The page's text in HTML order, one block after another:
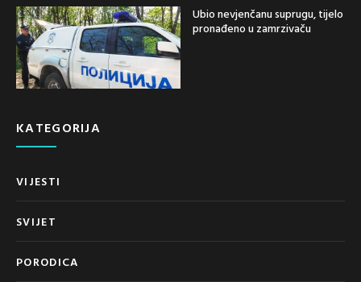
Ubio nevjenčanu suprugu, tijelo
pronađeno u zamrzivaču
KATEGORIJA
VIJESTI
SVIJET
PORODICA